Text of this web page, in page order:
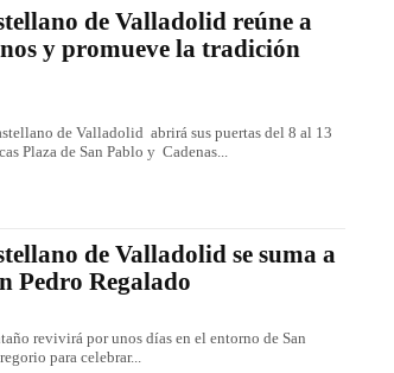
de Valladolid reúne a
y promueve la tradición
de Valladolid abrirá sus puertas del 8 al 13
Plaza de San Pablo y Cadenas...
de Valladolid se suma a
Pedro Regalado
revivirá por unos días en el entorno de San
para celebrar...